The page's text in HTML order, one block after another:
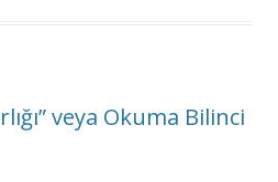
veya Okuma Bilinci